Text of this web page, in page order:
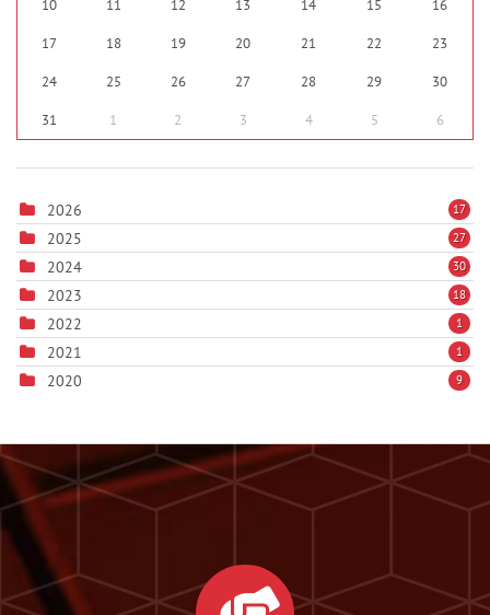
10 11 12 13 14 15 16
17 18 19 20 21 22 23
24 25 26 27 28 29 30
31 1 2 3 4 5 6
2026 17
2025 27
2024 30
2023 18
2022 1
2021 1
2020 9